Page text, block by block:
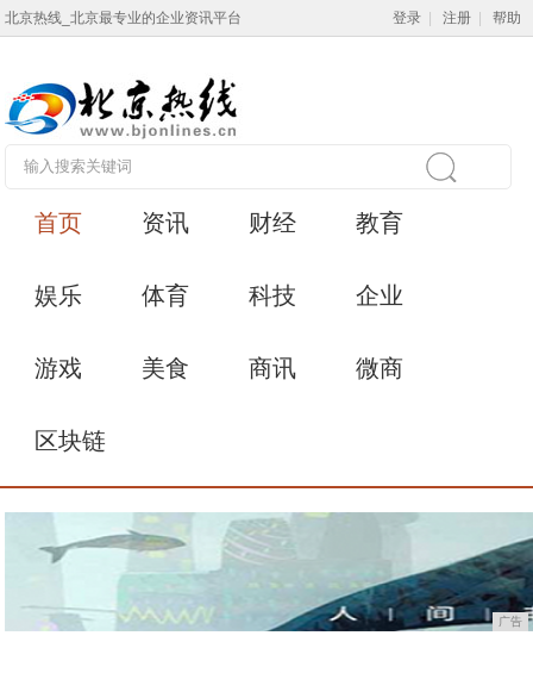
北京热线_北京最专业的企业资讯平台 登录 注册 帮助
首页 资讯 财经 教育
娱乐 体育 科技 企业
游戏 美食 商讯 微商
区块链
广告